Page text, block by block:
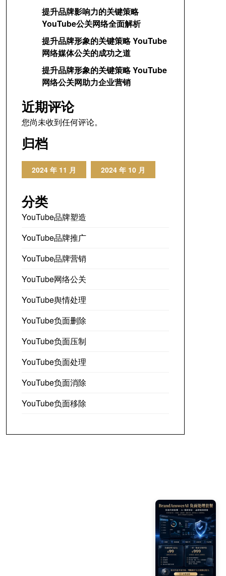
提升品牌影响力的关键策略
YouTube公关网络全面解析
提升品牌形象的关键策略 YouTube
网络媒体公关的成功之道
提升品牌形象的关键策略 YouTube
网络公关网助力企业营销
近期评论
您尚未收到任何评论。
归档
2024 年 11 月 2024 年 10 月
分类
YouTube品牌塑造
YouTube品牌推广
YouTube品牌营销
YouTube网络公关
YouTube舆情处理
YouTube负面删除
YouTube负面压制
YouTube负面处理
YouTube负面消除
YouTube负面移除